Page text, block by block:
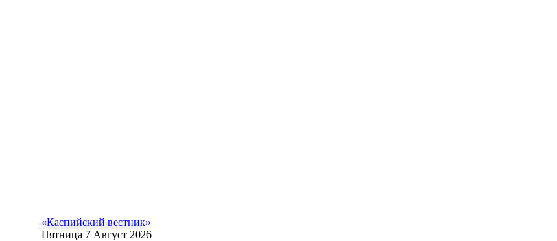
«Каспийский вестник»
Пятница 7 Август 2026